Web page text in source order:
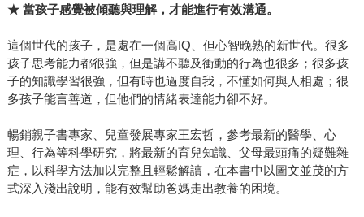
★ 當孩子感覺被傾聽與理解，才能進行有效溝通。
這個世代的孩子，是處在一個高IQ、但心智晚熟的新世代。很多
孩子思考能力都很強，但是講不聽及衝動的行為也很多；很多孩
子的知識學習很強，但有時也過度自我，不懂如何與人相處；很
多孩子能言善道，但他們的情緒表達能力卻不好。
暢銷親子書專家、兒童發展專家王宏哲，參考最新的醫學、心
理、行為等科學研究，將最新的育兒知識、父母最頭痛的疑難雜
症，以科學方法加以完整且輕鬆解讀，在本書中以圖文並茂的方
式深入淺出說明，能有效幫助爸媽走出教養的困境。